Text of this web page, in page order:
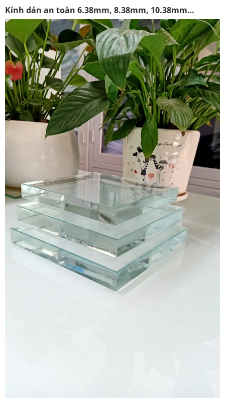
Kính dán an toàn 6.38mm, 8.38mm, 10.38mm…